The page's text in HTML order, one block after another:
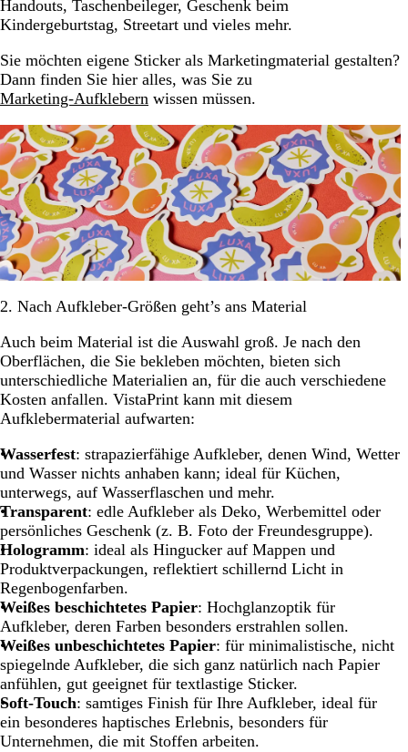
Handouts, Taschenbeileger, Geschenk beim
Kindergeburtstag, Streetart und vieles mehr.
Sie möchten eigene Sticker als Marketingmaterial gestalten?
Dann finden Sie hier alles, was Sie zu
Marketing-Aufklebern wissen müssen.
2. Nach Aufkleber-Größen geht’s ans Material
Auch beim Material ist die Auswahl groß. Je nach den
Oberflächen, die Sie bekleben möchten, bieten sich
unterschiedliche Materialien an, für die auch verschiedene
Kosten anfallen. VistaPrint kann mit diesem
Aufklebermaterial aufwarten:
Wasserfest: strapazierfähige Aufkleber, denen Wind, Wetter
und Wasser nichts anhaben kann; ideal für Küchen,
unterwegs, auf Wasserflaschen und mehr.
Transparent: edle Aufkleber als Deko, Werbemittel oder
persönliches Geschenk (z. B. Foto der Freundesgruppe).
Hologramm: ideal als Hingucker auf Mappen und
Produktverpackungen, reflektiert schillernd Licht in
Regenbogenfarben.
Weißes beschichtetes Papier: Hochglanzoptik für
Aufkleber, deren Farben besonders erstrahlen sollen.
Weißes unbeschichtetes Papier: für minimalistische, nicht
spiegelnde Aufkleber, die sich ganz natürlich nach Papier
anfühlen, gut geeignet für textlastige Sticker.
Soft-Touch: samtiges Finish für Ihre Aufkleber, ideal für
ein besonderes haptisches Erlebnis, besonders für
Unternehmen, die mit Stoffen arbeiten.